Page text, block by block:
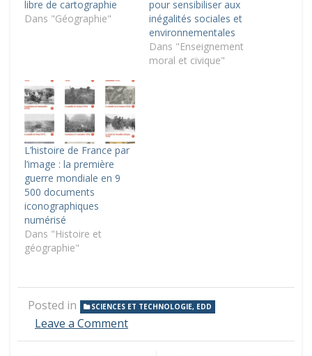
libre de cartographie
Dans "Géographie"
pour sensibiliser aux
inégalités sociales et
environnementales
Dans "Enseignement
moral et civique"
L’histoire de France par
l’image : la première
guerre mondiale en 9
500 documents
iconographiques
numérisé
Dans "Histoire et
géographie"
Posted in SCIENCES ET TECHNOLOGIE, EDD
Leave a Commenton